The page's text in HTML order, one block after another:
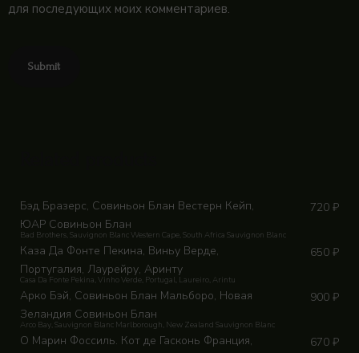
для последующих моих комментариев.
Бэд Бразерс, Совиньон Блан Вестерн Кейп,
ЮАР Совиньон Блан
720 ₽
Bad Brothers, Sauvignon Blanc Western Саре, South Africa Sauvignon Blanc
Каза Да Фонте Пекина, Виньу Верде,
Португалия, Лаурейру, Аринту
650 ₽
Casa Da Fonte Pekina, Vinho Verde, Portugal, Laureiro, Arintu
Арко Бэй, Совиньон Блан Мальборо, Новая
Зеландия Совиньон Блан
900 ₽
Arco Вау, Sauvignon Blanc Marlborough, New Zealand Sauvignon Blanc
О Марин Фоссиль. Кот де Гасконь Франция,
670 ₽